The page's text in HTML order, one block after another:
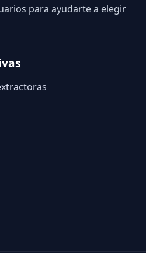
para ayudarte a elegir